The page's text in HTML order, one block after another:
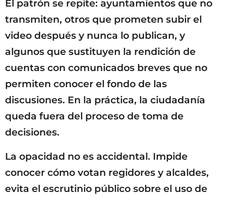
El patrón se repite: ayuntamientos que no
transmiten, otros que prometen subir el
video después y nunca lo publican, y
algunos que sustituyen la rendición de
cuentas con comunicados breves que no
permiten conocer el fondo de las
discusiones. En la práctica, la ciudadanía
queda fuera del proceso de toma de
decisiones.
La opacidad no es accidental. Impide
conocer cómo votan regidores y alcaldes,
evita el escrutinio público sobre el uso de